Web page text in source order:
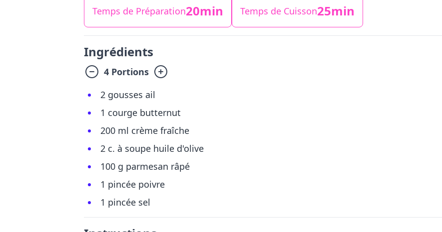
Temps de Préparation20min Temps de Cuisson25min
Ingrédients
4 Portions
2 gousses ail
1 courge butternut
200 ml crème fraîche
2 c. à soupe huile d'olive
100 g parmesan râpé
1 pincée poivre
1 pincée sel